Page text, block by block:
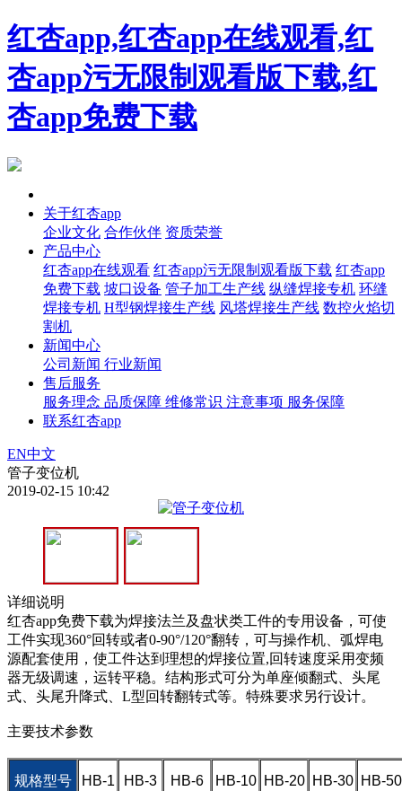
红杏app,红杏app在线观看,红
杏app污无限制观看版下载,红
杏app免费下载
关于红杏app
企业文化 合作伙伴 资质荣誉
产品中心
红杏app在线观看 红杏app污无限制观看版下载 红杏app
免费下载 坡口设备 管子加工生产线 纵缝焊接专机 环缝
焊接专机 H型钢焊接生产线 风塔焊接生产线 数控火焰切
割机
新闻中心
公司新闻 行业新闻
售后服务
服务理念 品质保障 维修常识 注意事项 服务保障
联系红杏app
EN中文
管子变位机
2019-02-15 10:42
详细说明
红杏app免费下载为焊接法兰及盘状类工件的专用设备，可使
工件实现360°回转或者0-90°/120°翻转，可与操作机、弧焊电
源配套使用，使工件达到理想的焊接位置,回转速度采用变频
器无级调速，运转平稳。结构形式可分为单座倾翻式、头尾
式、头尾升降式、L型回转翻转式等。特殊要求另行设计。
主要技术参数
规格型号 HB-1 HB-3 HB-6 HB-10 HB-20 HB-30 HB-50